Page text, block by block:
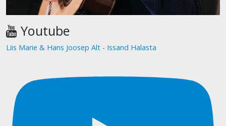
Youtube
Liis Marie & Hans Joosep Alt - Issand Halasta